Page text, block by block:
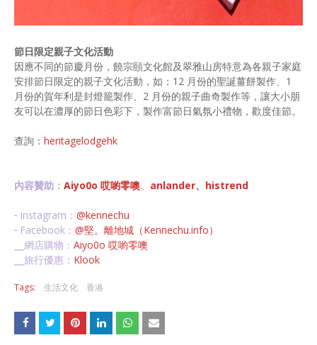
節日限定親子文化活動
因應不同的節慶月份，饒宗頤文化館及翠雅山房特意為各親子家庭
安排節日限定的親子文化活動，如：12 月份的聖誕薑餅製作、1
月份的賀年利是封燈籠製作、2 月份的親子曲奇製作等，讓大小朋
友可以在濃厚的節日色彩下，製作富節日氣氛小禮物，歡度佳節。
查詢： heritagelodgehk
內容贊助： Aiyo0o 哎喲零噢、 anlander、 histrend
╴Instagram： @kennechu
╴Facebook： @堅。離地城（Kennechu.info）
╴網店購物： Aiyo0o 哎喲零噢
╴旅行優惠： Klook
Tags: 生活文化 香港